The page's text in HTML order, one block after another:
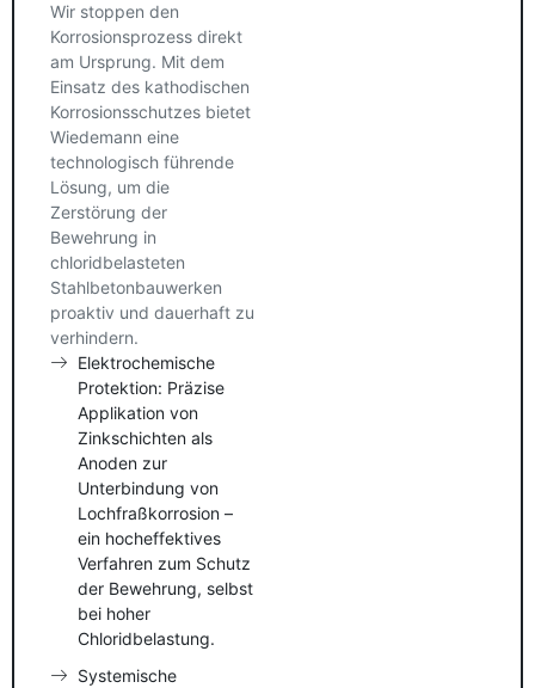
Wir stoppen den
Korrosionsprozess direkt
am Ursprung. Mit dem
Einsatz des kathodischen
Korrosionsschutzes bietet
Wiedemann eine
technologisch führende
Lösung, um die
Zerstörung der
Bewehrung in
chloridbelasteten
Stahlbetonbauwerken
proaktiv und dauerhaft zu
verhindern.
Elektrochemische
Protektion: Präzise
Applikation von
Zinkschichten als
Anoden zur
Unterbindung von
Lochfraßkorrosion –
ein hocheffektives
Verfahren zum Schutz
der Bewehrung, selbst
bei hoher
Chloridbelastung.
Systemische